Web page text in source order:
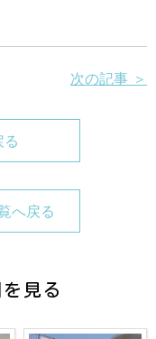
次の記事 ＞
へ戻る
見る